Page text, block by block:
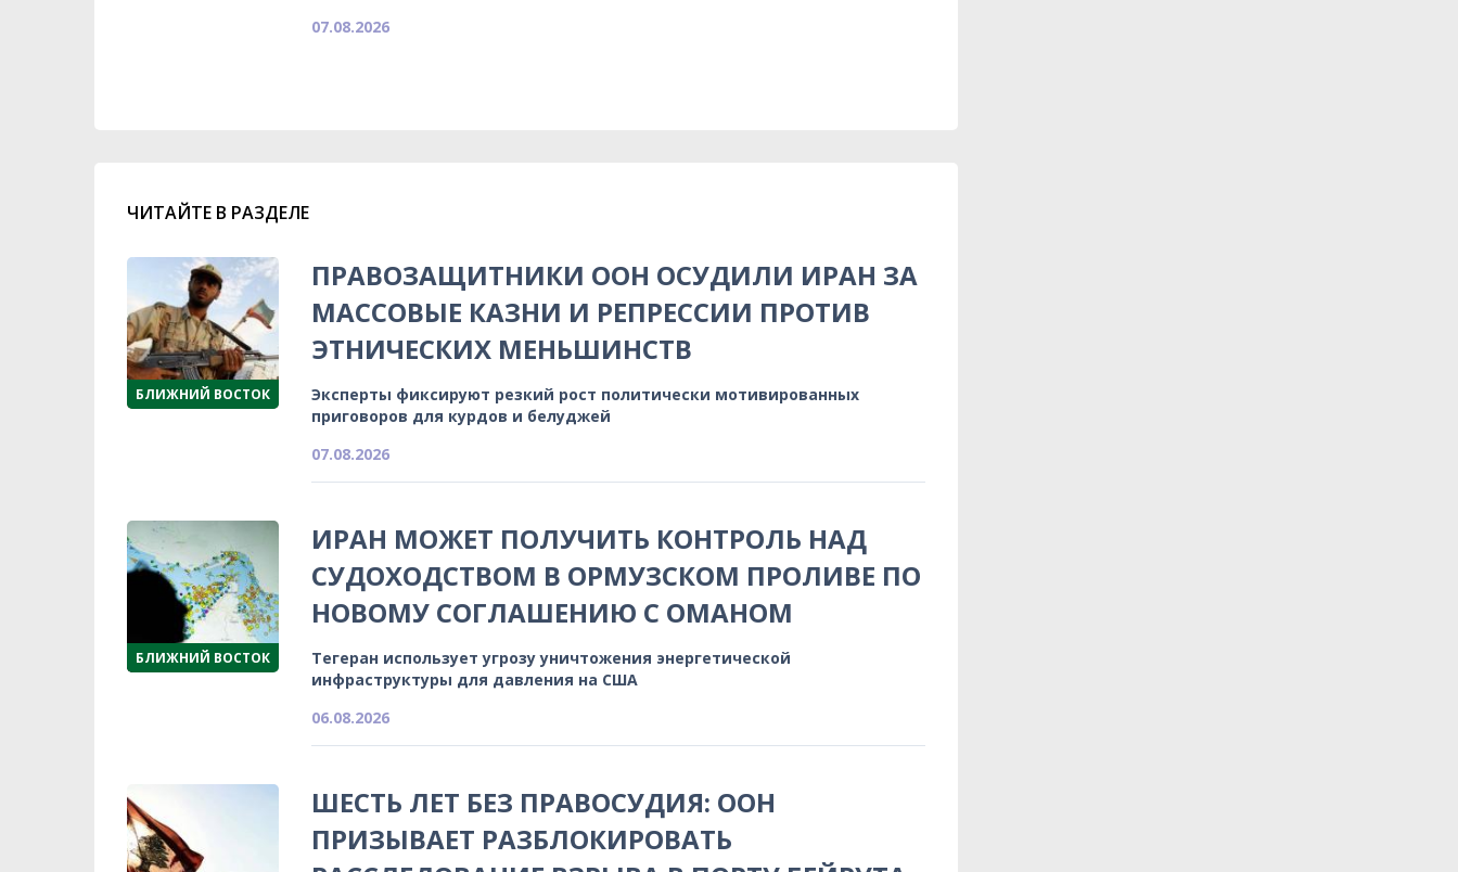
07.08.2026
ЧИТАЙТЕ В РАЗДЕЛЕ
БЛИЖНИЙ ВОСТОК
ПРАВОЗАЩИТНИКИ ООН ОСУДИЛИ ИРАН ЗА
МАССОВЫЕ КАЗНИ И РЕПРЕССИИ ПРОТИВ
ЭТНИЧЕСКИХ МЕНЬШИНСТВ
Эксперты фиксируют резкий рост политически мотивированных
приговоров для курдов и белуджей
07.08.2026
БЛИЖНИЙ ВОСТОК
ИРАН МОЖЕТ ПОЛУЧИТЬ КОНТРОЛЬ НАД
СУДОХОДСТВОМ В ОРМУЗСКОМ ПРОЛИВЕ ПО
НОВОМУ СОГЛАШЕНИЮ С ОМАНОМ
Тегеран использует угрозу уничтожения энергетической
инфраструктуры для давления на США
06.08.2026
ШЕСТЬ ЛЕТ БЕЗ ПРАВОСУДИЯ: ООН
ПРИЗЫВАЕТ РАЗБЛОКИРОВАТЬ